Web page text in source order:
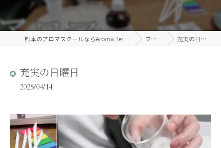
熊本のアロマスクールならAroma Terrace ブログ 充実の日曜日
充実の日曜日
2025/04/14